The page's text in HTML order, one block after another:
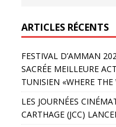
ARTICLES RÉCENTS
FESTIVAL D’AMMAN
SACRÉE MEILLEURE
TUNISIEN «WHERE
LES JOURNÉES
CARTHAGE (JCC)